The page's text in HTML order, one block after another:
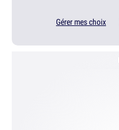
Gérer mes choix